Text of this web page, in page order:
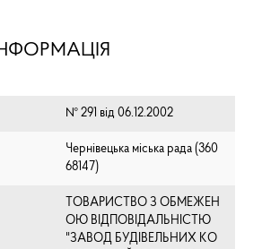
№ 291 від 06.12.2002
Чернівецька міська рада (⁨360
68147⁩)
ТОВАРИСТВО З ОБМЕЖЕН
ОЮ ВІДПОВІДАЛЬНІСТЮ
"ЗАВОД БУДІВЕЛЬНИХ КО